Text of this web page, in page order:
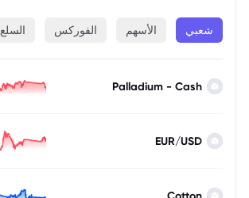
شعبي الأسهم الفوركس السلع
Palladium - Cash
EUR/USD